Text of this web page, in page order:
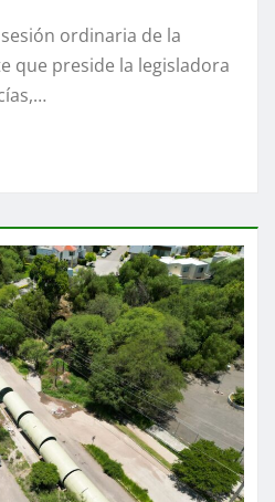
ordinaria de la
que preside la legisladora